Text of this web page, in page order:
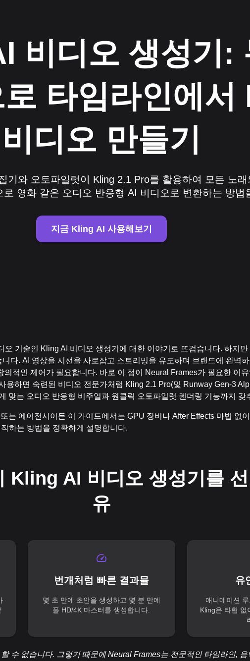
비디오 생성기:
타임라인에
비디오 만들기
기와 오토파일럿이 Kling 2.1 Pro를 활용하여 모든 노
로 영화 같은 오디오 반응형 AI 비디오로 변환하는 방법
지금 Kling AI 사용해보기
오 기술인 Kling AI 비디오 생성기에 대한 이야기로 뜨겁습니다. 하지만
다. AI 영상을 시선을 사로잡고 스트리밍을 유도하며 브랜드에 완벽
의적인 제어가 필요합니다. 바로 이 점이 Neural Frames가 필요한 이
용하면 숙련된 비디오 전문가처럼 Kling 2.1 Pro(및 Runway Gen-3
맞는 오디오 반응형 비주얼과 원클릭 오토파일럿 렌더링 기능까지 갖
는 에이전시이든 이 가이드에서는 GPU 장비나 After Effects 마법 없
하는 방법을 정확하게 설명합니다.
Kling AI 비디오 생성기를
유
번개처럼 빠른 결과물
몇 초 만에 초안을 생성하고 몇 분 만에
풀 HD/4K 마스터를 생성합니다.
유
애니메이션
Kling은 타협 없
수 없습니다. 그렇기 때문에 Neural Frames는 전문적인 타임라인,